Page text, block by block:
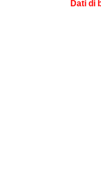
Dati di